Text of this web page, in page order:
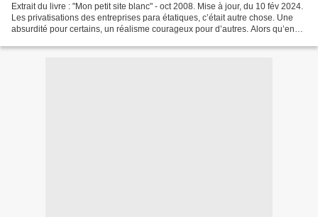
Extrait du livre : "Mon petit site blanc" - oct 2008. Mise à jour, du 10 fév 2024.
Les privatisations des entreprises para étatiques, c’était autre chose. Une
absurdité pour certains, un réalisme courageux pour d’autres. Alors qu’en